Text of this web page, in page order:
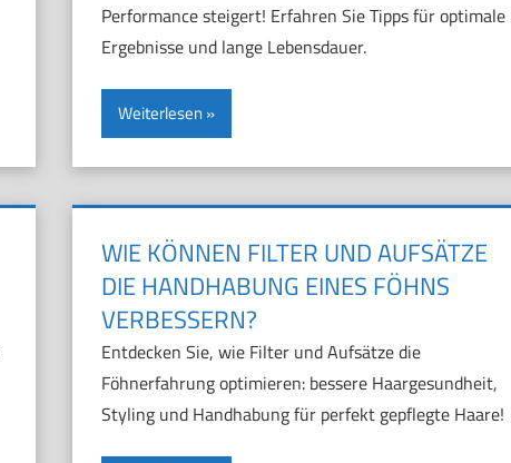
Performance steigert! Erfahren Sie Tipps für optimale
Ergebnisse und lange Lebensdauer.
Weiterlesen
WIE KÖNNEN FILTER UND AUFSÄTZE
DIE HANDHABUNG EINES FÖHNS
VERBESSERN?
Entdecken Sie, wie Filter und Aufsätze die
Föhnerfahrung optimieren: bessere Haargesundheit,
Styling und Handhabung für perfekt gepflegte Haare!